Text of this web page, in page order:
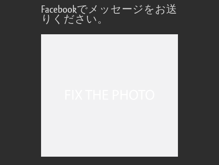
Facebookでメッセージをお送
りください。